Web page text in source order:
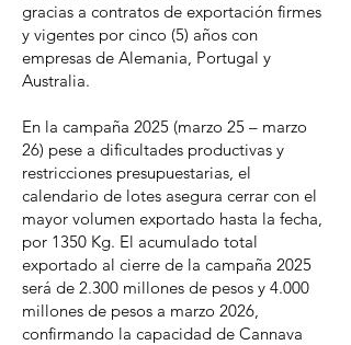
gracias a contratos de exportación firmes
y vigentes por cinco (5) años con
empresas de Alemania, Portugal y
Australia.
En la campaña 2025 (marzo 25 – marzo
26) pese a dificultades productivas y
restricciones presupuestarias, el
calendario de lotes asegura cerrar con el
mayor volumen exportado hasta la fecha,
por 1350 Kg. El acumulado total
exportado al cierre de la campaña 2025
será de 2.300 millones de pesos y 4.000
millones de pesos a marzo 2026,
confirmando la capacidad de Cannava